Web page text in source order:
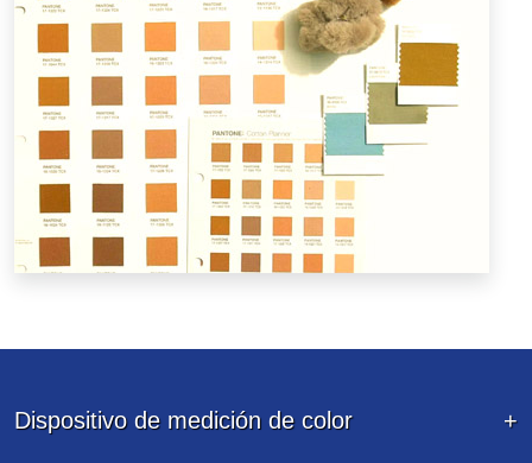
Dispositivo de medición de color